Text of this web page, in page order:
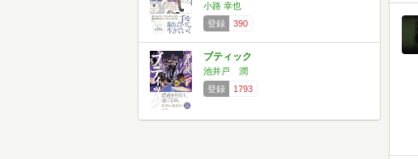
小路 幸也
登録
390
ブティック
池井戸 潤
登録
1793